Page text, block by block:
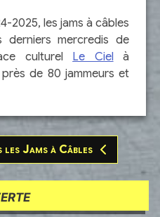
2025, les jams à câbles
derniers mercredis de
culturel Le Ciel à
de 80 jammeurs et
Jams à Câbles